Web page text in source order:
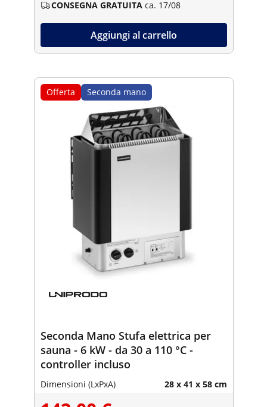
CONSEGNA GRATUITA ca. 17/08
Aggiungi al carrello
Offerta Seconda mano
Seconda Mano Stufa elettrica per
sauna - 6 kW - da 30 a 110 °C -
controller incluso
Dimensioni (LxPxA) 28 x 41 x 58 cm